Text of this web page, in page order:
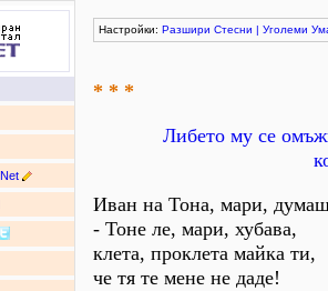
Настройки: Разшири Стесни | Уголеми
* * *
Либето му се
Иван на Тона, мари,
- Тоне ле, мари, хубава,
клета, проклета майка ти,
че тя те мене не даде!